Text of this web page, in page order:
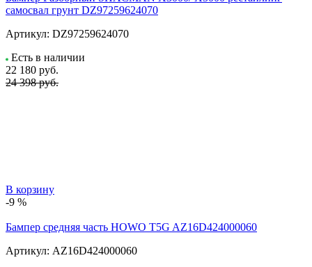
самосвал грунт DZ97259624070
Артикул: DZ97259624070
Есть в наличии
22 180 руб.
24 398 руб.
В корзину
-9 %
Бампер средняя часть HOWO T5G AZ16D424000060
Артикул: AZ16D424000060